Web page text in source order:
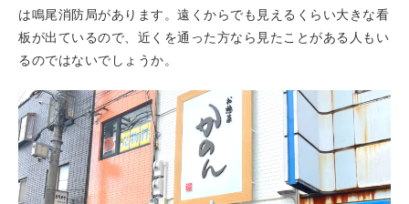
は鳴尾消防局があります。遠くからでも見えるくらい大きな看
板が出ているので、近くを通った方なら見たことがある人もい
るのではないでしょうか。